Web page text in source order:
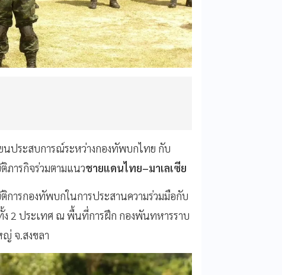
นประสบการณ์ระหว่างกองทัพบกไทย กับ
ภารกิจร่วมตามแนวชายแดนไทย–มาเลเซีย
ารกองทัพบกในการประสานความร่วมมือกับ
2 ประเทศ ณ พื้นที่การฝึก กองพันทหารราบ
จ.สงขลา